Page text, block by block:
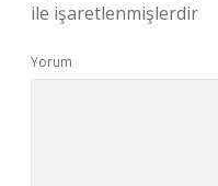
ile işaretlenmişlerdir
Yorum